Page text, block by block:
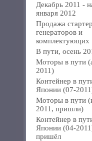
Декабрь 2011 -
января 2012
Продажа
генераторов и
комплектующих
В пути, осень
Моторы в пути
2011)
Контейнер в
Японии (07-
Моторы в пути
2011, пришли)
Контейнер в
Японии (04-
пришёл